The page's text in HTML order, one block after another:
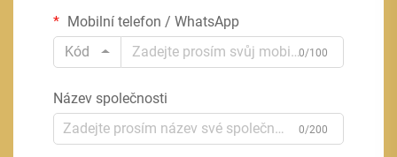
Mobilní telefon / WhatsApp
Kód
0/100
Název společnosti
0/200